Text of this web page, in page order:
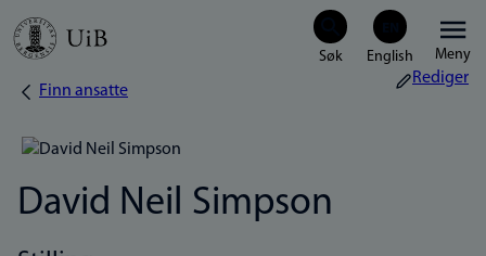
Hopp
Meny
Navigasjonssti
Finn ansatte
Rediger
David Neil Simpson